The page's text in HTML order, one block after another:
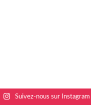
Suivez-nous sur Instagram